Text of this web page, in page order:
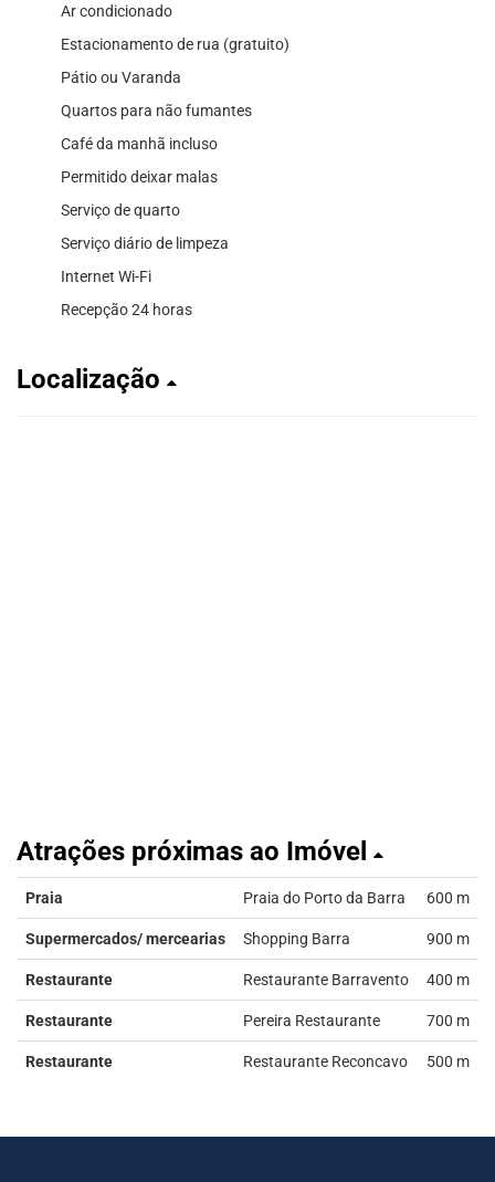
Ar condicionado
Estacionamento de rua (gratuito)
Pátio ou Varanda
Quartos para não fumantes
Café da manhã incluso
Permitido deixar malas
Serviço de quarto
Serviço diário de limpeza
Internet Wi-Fi
Recepção 24 horas
Localização
Atrações próximas ao Imóvel
Praia Praia do Porto da Barra 600 m
Supermercados/ mercearias Shopping Barra 900 m
Restaurante Restaurante Barravento 400 m
Restaurante Pereira Restaurante 700 m
Restaurante Restaurante Reconcavo 500 m